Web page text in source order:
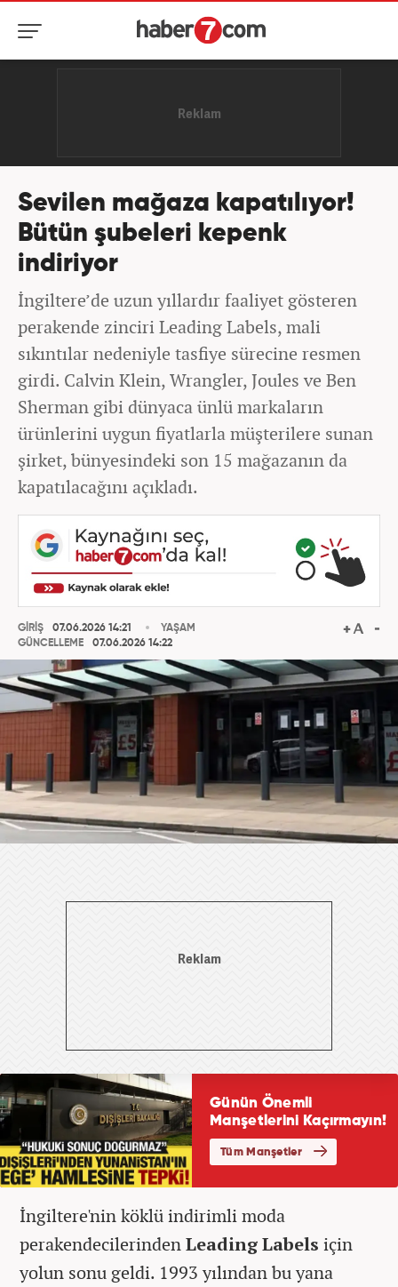
Sevilen mağaza kapatılıyor!
Bütün şubeleri kepenk
indiriyor
İngiltere’de uzun yıllardır faaliyet gösteren
perakende zinciri Leading Labels, mali
sıkıntılar nedeniyle tasfiye sürecine resmen
girdi. Calvin Klein, Wrangler, Joules ve Ben
Sherman gibi dünyaca ünlü markaların
ürünlerini uygun fiyatlarla müşterilere sunan
şirket, bünyesindeki son 15 mağazanın da
kapatılacağını açıkladı.
GİRİŞ
07.06.2026 14:21
GÜNCELLEME
07.06.2026 14:22
YAŞAM
İngiltere'nin köklü indirimli moda
perakendecilerindenLeading Labels için
yolun sonu geldi. 1993 yılından bu yana